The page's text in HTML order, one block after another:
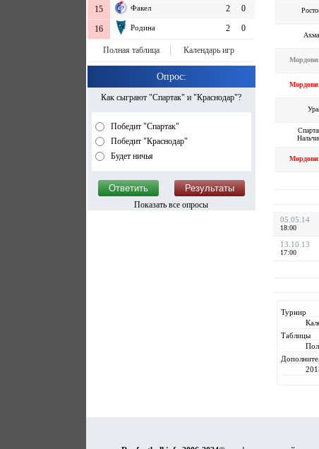
15 Факел 2 0
16 Родина 2 0
Полная таблица Календарь игр
Опрос:
Как сыграют "Спартак" и "Краснодар"?
Победит "Спартак"
Победит "Краснодар"
Будет ничья
Показать все опросы
05.05.14
18:00
13.10.13
17:00
Турнир
Таблицы